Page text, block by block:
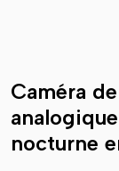
Caméra
nocturne